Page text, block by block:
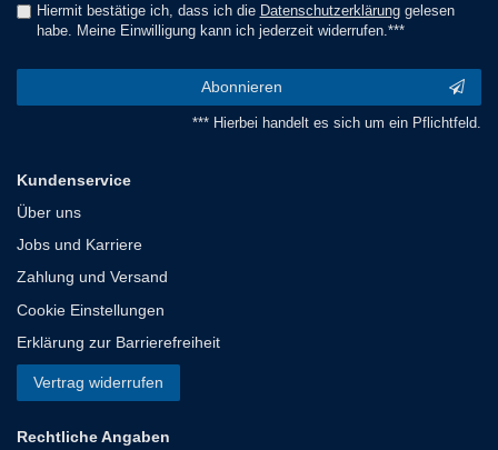
Hiermit bestätige ich, dass ich die Daten­schutz­erklärunggelesen
habe. Meine Einwilligung kann ich jederzeit widerrufen.***
Abonnieren
*** Hierbei handelt es sich um ein Pflichtfeld.
Kundenservice
Über uns
Jobs und Karriere
Zahlung und Versand
Cookie Einstellungen
Erklärung zur Barrierefreiheit
Vertrag widerrufen
Rechtliche Angaben